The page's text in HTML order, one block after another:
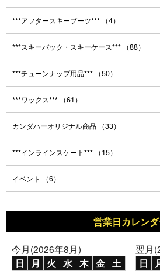
***アフタースキーブーツ*** （4）
***スキーバック・スキーケース*** （88）
***チューンナップ用品*** （50）
***ワックス*** （61）
カンダハーオリジナル商品 （33）
***インラインスケート*** （15）
イベント （6）
営業日カレン
今月(2026年8月)
日 月 火 水 木 金 土
翌月
日